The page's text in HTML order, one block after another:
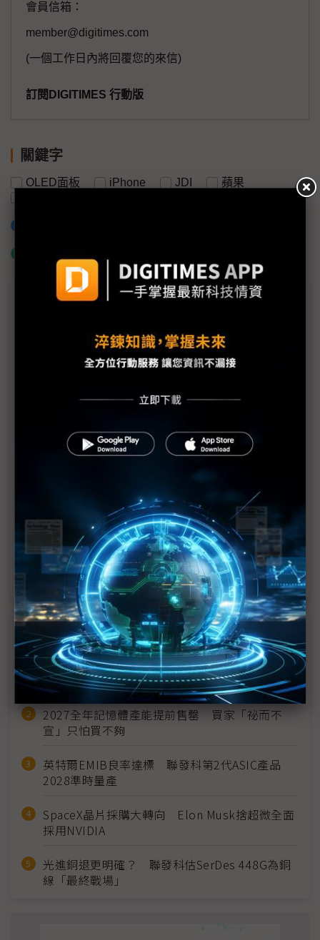
會員信箱：
member@digitimes.com
(一個工作日內將回覆您的來信)
訂閱DIGITIMES 行動版
關鍵字
OLED面板 iPhone JDI
蘋果
議題精選－iPhone全面告別LCD
傳蘋果iPhone 17一般機型升級LTPO OLED SDC、
OLED市場成長比預期更快 面板銷售預期上修2成
蘋果iPhone傳2025年告別LCD面板 夏普、JDI恐成
苦主
防禦中國OLED迎頭趕上 三星、樂金寄望LTPO
近７天熱門報導
MLCC訂單過熱、出貨比創高 村田示警全球AI基
建熱潮將趨緩
2027全年記憶體產能提前售罄 買家「祕而不
宣」只怕買不夠
英特爾EMIB良率達標 聯發科第2代ASIC產品
2028準時量產
SpaceX晶片採購大轉向 Elon Musk捨超微全面
採用NVIDIA
光進銅退更明確？ 聯發科估SerDes 448G為銅
線「最終戰場」